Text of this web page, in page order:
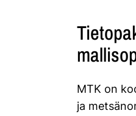
MTK on
ja